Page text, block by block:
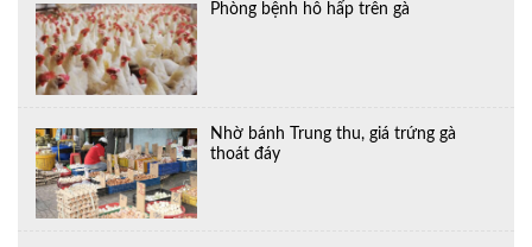
Phòng bệnh hô hấp trên gà
Nhờ bánh Trung thu, giá trứng gà
thoát đáy